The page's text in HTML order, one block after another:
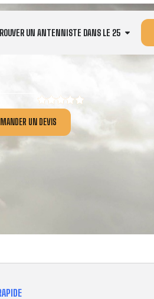
UN ANTENNISTE DANS LE 25
UN DEVIS